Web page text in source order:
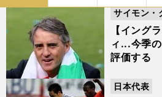
ー
バ
【イング
ィ...今季
評価する
サイモン・
パー
日本代表